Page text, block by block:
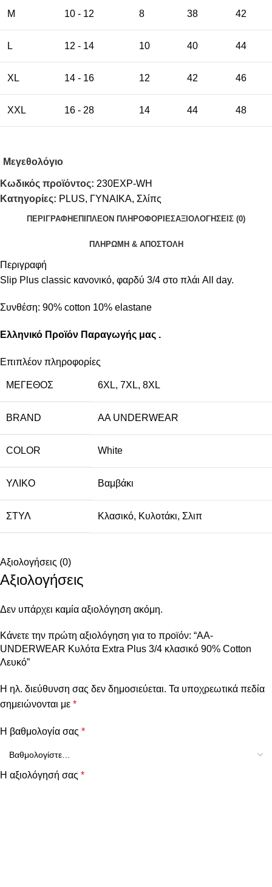
M 10 - 12 8 38 42
L 12 - 14 10 40 44
XL 14 - 16 12 42 46
XXL 16 - 28 14 44 48
Μεγεθολόγιο
Κωδικός προϊόντος: 230EXP-WH
Κατηγορίες: PLUS, ΓΥΝΑΙΚΑ, Σλίπς
ΠΕΡΙΓΡΑΦΉ ΕΠΙΠΛΈΟΝ ΠΛΗΡΟΦΟΡΊΕΣΑΞΙΟΛΟΓΉΣΕΙΣ (0)
ΠΛΗΡΩΜΗ & ΑΠΟΣΤΟΛΗ
Περιγραφή
Slip Plus classic κανονικό, φαρδύ 3/4 στο πλάι All day.
Συνθέση: 90% cotton 10% elastane
Ελληνικό Προϊόν Παραγωγής μας .
Επιπλέον πληροφορίες
ΜΈΓΕΘΟΣ 6XL, 7XL, 8XL
BRAND AA UNDERWEAR
COLOR White
ΥΛΙΚΌ Βαμβάκι
ΣΤΥΛ Κλασικό, Κυλοτάκι, Σλιπ
Αξιολογήσεις (0)
Αξιολογήσεις
Δεν υπάρχει καμία αξιολόγηση ακόμη.
Κάνετε την πρώτη αξιολόγηση για το προϊόν: “AA-
UNDERWEAR Κυλότα Extra Plus 3/4 κλασικό 90% Cotton
Λευκό”
Η ηλ. διεύθυνση σας δεν δημοσιεύεται. Τα υποχρεωτικά πεδία
σημειώνονται με *
Η βαθμολογία σας *
Η αξιολόγησή σας *